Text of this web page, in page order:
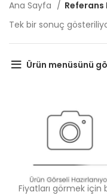
Ana Sayfa Referans
Tek bir sonuç
Ürün menüsünü
Fiyatları görmek için